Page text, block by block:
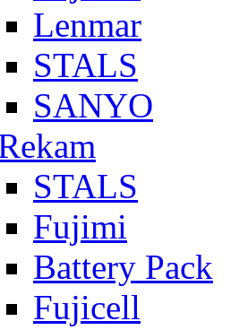
Lenmar
STALS
SANYO
STALS
Fujimi
Battery Pack
Fujicell